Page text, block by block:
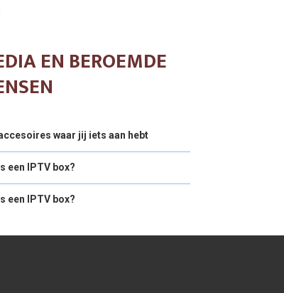
EN BEROEMDE
waar jij iets aan hebt
een IPTV box?
een IPTV box?